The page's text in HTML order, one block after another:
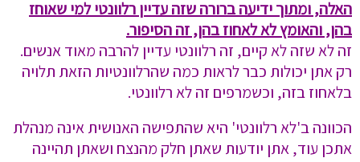
האלה, ומתוך ידיעה ברורה שזה עדיין רלוונטי למי שאוחז
בהן, והאומץ לא לאחוז בהן, זה הסיפור.
זה לא שזה לא קיים, זה רלוונטי עדיין להרבה מאוד אנשים.
רק אתן יכולות כבר לראות כמה שהרלוונטיות הזאת תלויה
בלאחוז בזה, וכשמרפים זה לא רלוונטי.
הכוונה ב'לא רלוונטי' היא שהתפישה האנושית אינה מנהלת
אתכן עוד, אתן יודעות שאתן חלק מהנצח ושאתן תהיינה